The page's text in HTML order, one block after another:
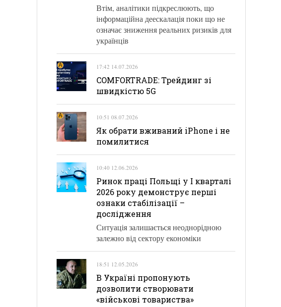
Втім, аналітики підкреслюють, що
інформаційна деескалація поки що не
означає зниження реальних ризиків для
українців
17:42 14.07.2026
COMFORTRADE: Трейдинг зі
швидкістю 5G
10:51 08.07.2026
Як обрати вживаний iPhone і не
помилитися
10:40 12.06.2026
Ринок праці Польщі у І кварталі
2026 року демонструє перші
ознаки стабілізації –
дослідження
Ситуація залишається неоднорідною
залежно від сектору економіки
18:51 12.05.2026
В Україні пропонують
дозволити створювати
«військові товариства»